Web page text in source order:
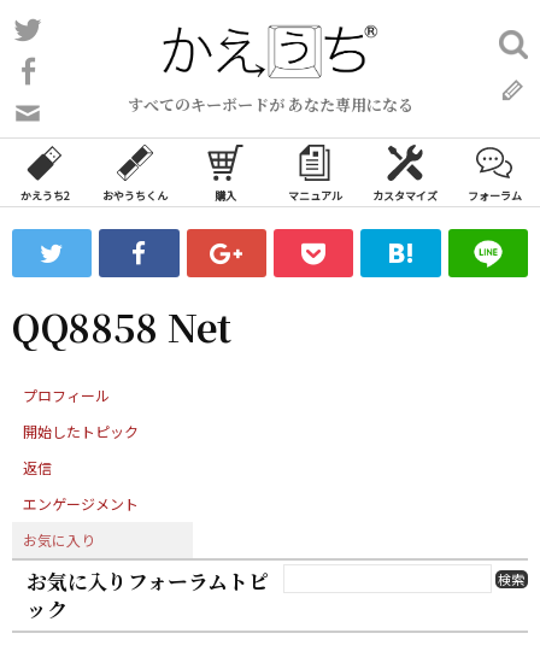
コ
ン
ン
ツ
ス
ッ
すべてのキーボードが あなた専用になる
い
合
わ
フ
ォ
ム
検
索:
かえうち2 おやうちくん 購入 マニュアル カスタマイズ フォーラム
QQ8858 Net
プロフィール
開始したトピック
返信
エンゲージメント
お気に入り
お気に入りフォーラムトピ
ック